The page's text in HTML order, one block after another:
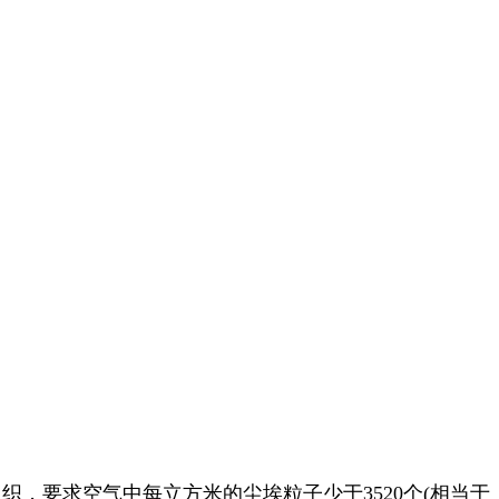
，要求空气中每立方米的尘埃粒子少于3520个(相当于